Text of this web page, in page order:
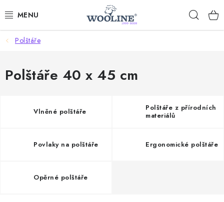
na
AKCE %
DÁRKOVÉ POUKAZY
DOMOV A SPANÍ
SAUNA A ZDRAVÍ
Polštáře
Polštáře 40 x 45 cm
Vlněné polštáře
Polštáře z přírodních
materiálů
Povlaky na polštáře Ergonomické polštáře
Opěrné polštáře